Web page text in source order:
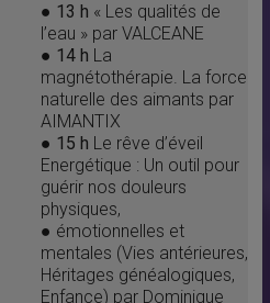
● 13 h « Les qualités de
l’eau » par VALCEANE
● 14 h La
magnétothérapie. La force
naturelle des aimants par
AIMANTIX
● 15 h Le rêve d’éveil
Energétique : Un outil pour
guérir nos douleurs
physiques,
● émotionnelles et
mentales (Vies antérieures,
Héritages généalogiques,
Enfance) par Dominique